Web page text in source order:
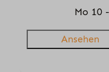
Mo 10
Ansehen